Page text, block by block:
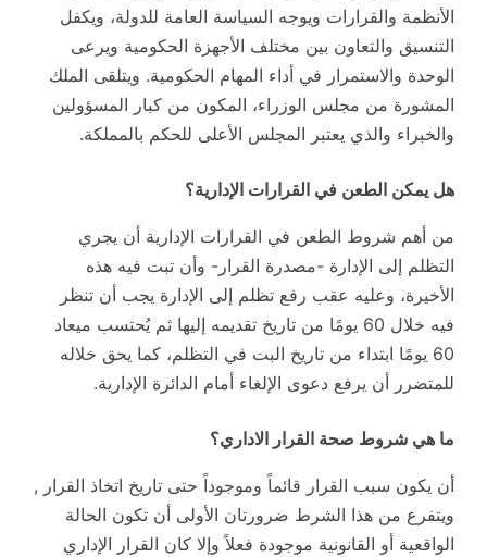
الأنظمة والقرارات ويوجه السياسة العامة للدولة، ويكفل
التنسيق والتعاون بين مختلف الأجهزة الحكومية ويرعى
الوحدة والاستمرار في أداء المهام الحكومية. ويتلقى الملك
المشورة من مجلس الوزراء، المكون من كبار المسؤولين
والخبراء والذي يعتبر المجلس الأعلى للحكم بالمملكة.
هل يمكن الطعن في القرارات الإدارية؟
من أهم شروط الطعن في القرارات الإدارية أن يجري
التظلم إلى الإدارة -مصدرة القرار- وأن تبت فيه هذه
الأخيرة، وعليه عقب رفع تظلم إلى الإدارة يجب أن تنظر
فيه خلال 60 يومًا من تاريخ تقديمه إليها ثم يُحتسب ميعاد
60 يومًا ابتداء من تاريخ البت في التظلم، كما يحق خلاله
للمتضرر أن يرفع دعوى الإلغاء أمام الدائرة الإدارية.
ما هي شروط صحة القرار الاداري؟
أن يكون سبب القرار قائماً وموجوداً حتى تاريخ اتخاذ القرار ,
ويتفرع من هذا الشرط ضرورتان الأولى أن تكون الحالة
الواقعية أو القانونية موجودة فعلاً وإلا كان القرار الإداري